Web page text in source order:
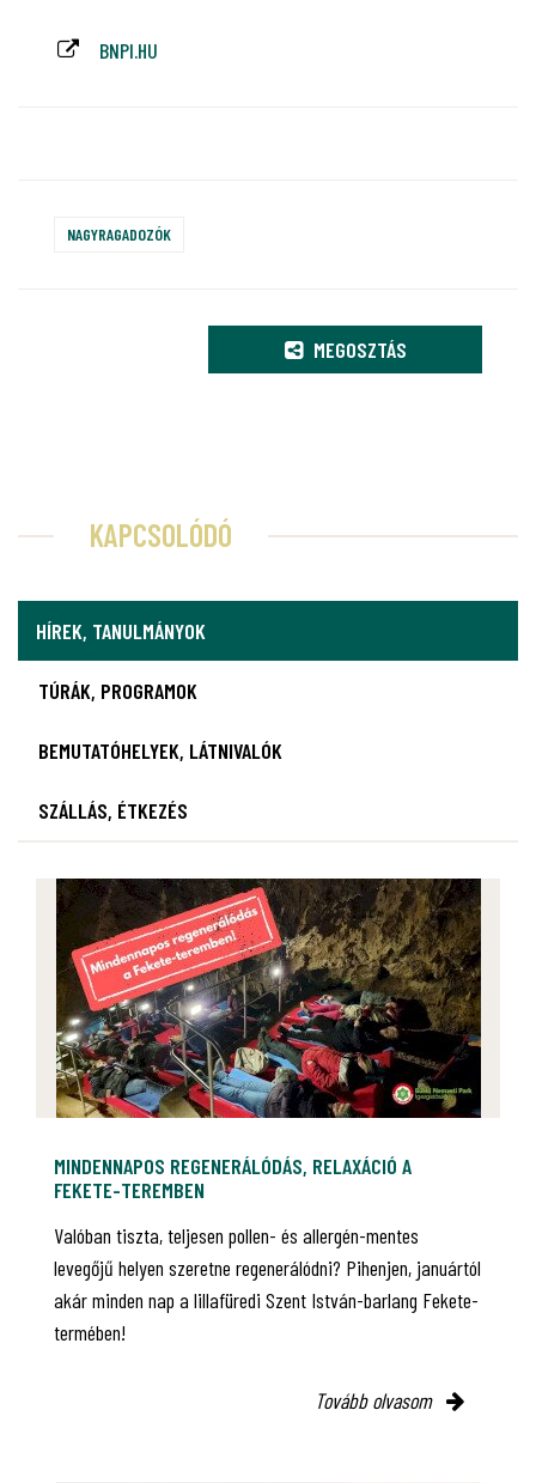
BNPI.HU
NAGYRAGADOZÓK
MEGOSZTÁS
KAPCSOLÓDÓ
HÍREK, TANULMÁNYOK
TÚRÁK, PROGRAMOK
BEMUTATÓHELYEK, LÁTNIVALÓK
SZÁLLÁS, ÉTKEZÉS
MINDENNAPOS REGENERÁLÓDÁS, RELAXÁCIÓ A
FEKETE-TEREMBEN
Valóban tiszta, teljesen pollen- és allergén-mentes
levegőjű helyen szeretne regenerálódni? Pihenjen, januártól
akár minden nap a lillafüredi Szent István-barlang Fekete-
termében!
Tovább olvasom